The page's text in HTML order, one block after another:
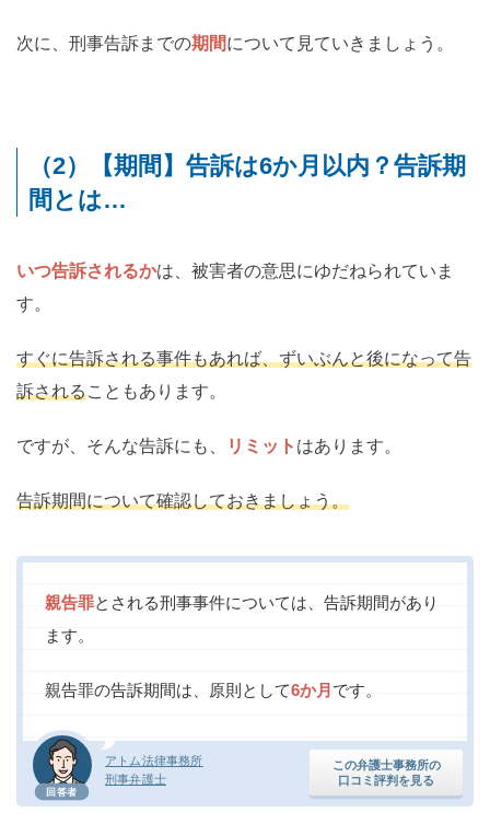
次に、刑事告訴までの期間について見ていきましょう。
（2）【期間】告訴は6か月以内？告訴期
間とは…
いつ告訴されるかは、被害者の意思にゆだねられていま
す。
すぐに告訴される事件もあれば、ずいぶんと後になって告
訴されることもあります。
ですが、そんな告訴にも、 リミット はあります。
告訴期間について確認しておきましょう。
回答者
アトム法律事務所
刑事弁護士
この弁護士事務所の
口コミ評判を見る
親告罪とされる刑事事件については、告訴期間があり
ます。
親告罪の告訴期間は、原則として6か月 です。